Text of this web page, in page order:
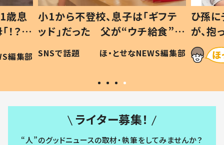
歳息
？」
編集部
小1から不登校、息子は「ギフテ
ッド」だった 父が“ウチ給食”を
作り続ける理由とは #令和の親
#令和の子
SNSで話題 ほ・とせなNEWS編集部
ひ孫
が、
「涙が
い」
ライター募集！
“人”のグッドニュースの取材・執筆をしてみませんか？